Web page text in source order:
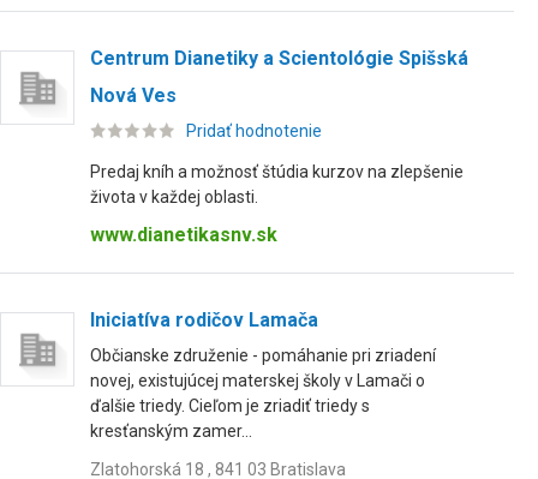
Centrum Dianetiky a Scientológie Spišská
Nová Ves
Pridať hodnotenie
Predaj kníh a možnosť štúdia kurzov na zlepšenie
života v každej oblasti.
www.dianetikasnv.sk
Iniciatíva rodičov Lamača
Občianske združenie - pomáhanie pri zriadení
novej, existujúcej materskej školy v Lamači o
ďalšie triedy. Cieľom je zriadiť triedy s
kresťanským zamer...
Zlatohorská 18 , 841 03 Bratislava